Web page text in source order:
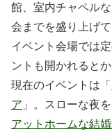
館、室内チャペル
会までを盛り上げて
イベント会場では
ントも開かれるとか
現在のイベントは「
ア 」。スローな夜
アットホームな結